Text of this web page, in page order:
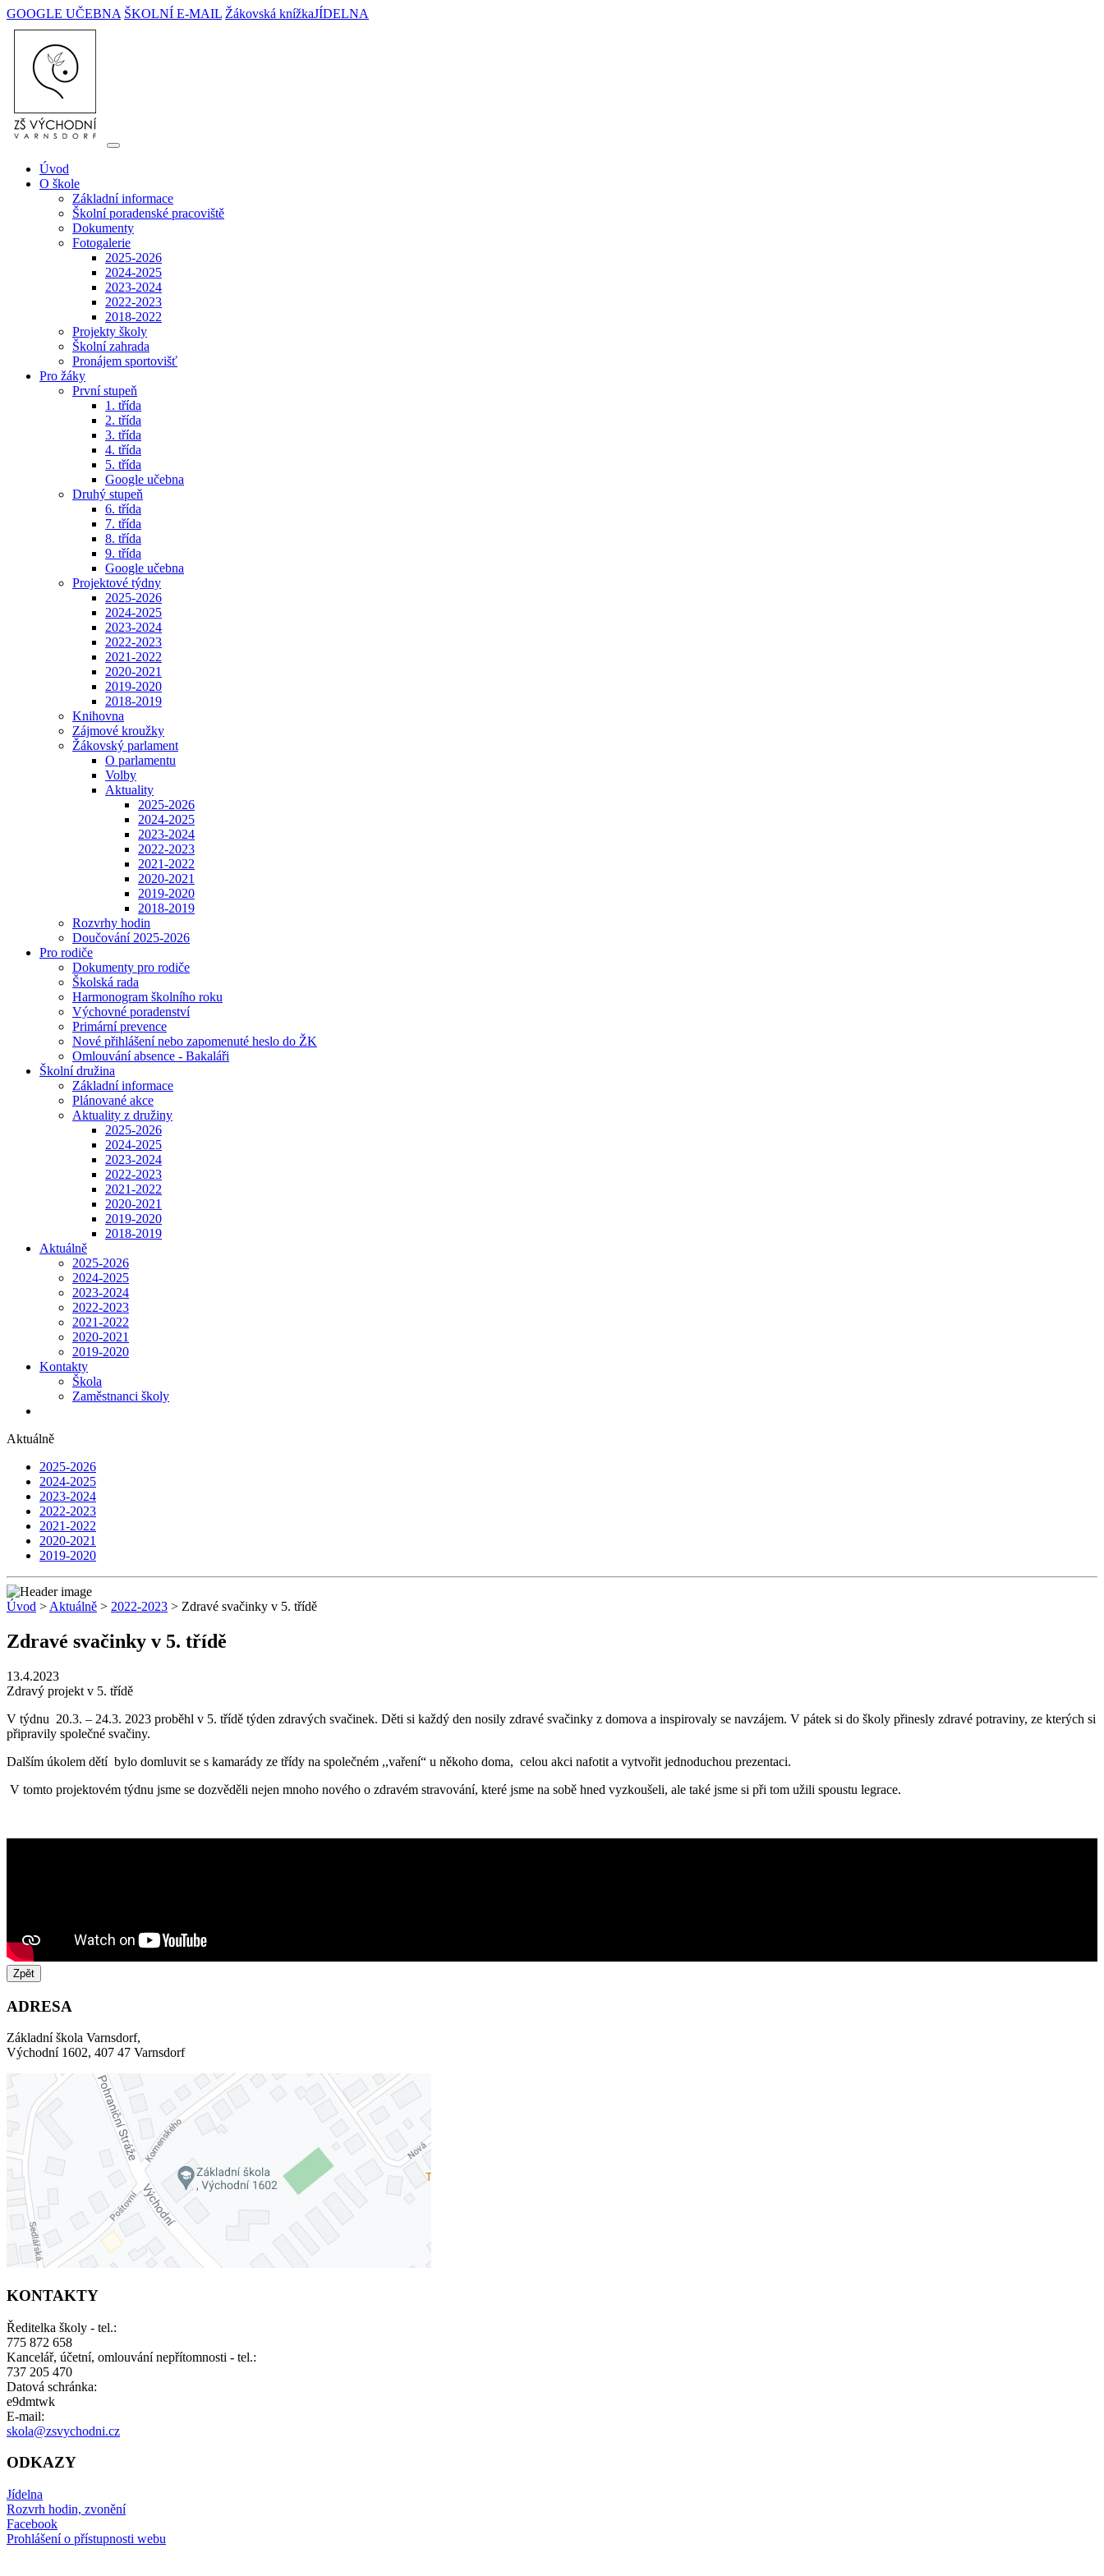
GOOGLE UČEBNA ŠKOLNÍ E-MAIL Žákovská knížkaJÍDELNA
Úvod
O škole
Základní informace
Školní poradenské pracoviště
Dokumenty
Fotogalerie
2025-2026
2024-2025
2023-2024
2022-2023
2018-2022
Projekty školy
Školní zahrada
Pronájem sportovišť
Pro žáky
První stupeň
1. třída
2. třída
3. třída
4. třída
5. třída
Google učebna
Druhý stupeň
6. třída
7. třída
8. třída
9. třída
Google učebna
Projektové týdny
2025-2026
2024-2025
2023-2024
2022-2023
2021-2022
2020-2021
2019-2020
2018-2019
Knihovna
Zájmové kroužky
Žákovský parlament
O parlamentu
Volby
Aktuality
2025-2026
2024-2025
2023-2024
2022-2023
2021-2022
2020-2021
2019-2020
2018-2019
Rozvrhy hodin
Doučování 2025-2026
Pro rodiče
Dokumenty pro rodiče
Školská rada
Harmonogram školního roku
Výchovné poradenství
Primární prevence
Nové přihlášení nebo zapomenuté heslo do ŽK
Omlouvání absence - Bakaláři
Školní družina
Základní informace
Plánované akce
Aktuality z družiny
2025-2026
2024-2025
2023-2024
2022-2023
2021-2022
2020-2021
2019-2020
2018-2019
Aktuálně
2025-2026
2024-2025
2023-2024
2022-2023
2021-2022
2020-2021
2019-2020
Kontakty
Škola
Zaměstnanci školy
Aktuálně
2025-2026
2024-2025
2023-2024
2022-2023
2021-2022
2020-2021
2019-2020
Úvod > Aktuálně > 2022-2023 > Zdravé svačinky v 5. třídě
Zdravé svačinky v 5. třídě
13.4.2023
Zdravý projekt v 5. třídě
V týdnu 20.3. – 24.3. 2023 proběhl v 5. třídě týden zdravých svačinek. Děti si každý den nosily zdravé svačinky z domova a inspirovaly se navzájem. V pátek si do školy přinesly zdravé potraviny, ze kterých si
připravily společné svačiny.
Dalším úkolem dětí bylo domluvit se s kamarády ze třídy na společném ,,vaření“ u někoho doma, celou akci nafotit a vytvořit jednoduchou prezentaci.
V tomto projektovém týdnu jsme se dozvěděli nejen mnoho nového o zdravém stravování, které jsme na sobě hned vyzkoušeli, ale také jsme si při tom užili spoustu legrace.
Zpět
ADRESA
Základní škola Varnsdorf,
Východní 1602, 407 47 Varnsdorf
KONTAKTY
Ředitelka školy - tel.:
775 872 658
Kancelář, účetní, omlouvání nepřítomnosti - tel.:
737 205 470
Datová schránka:
e9dmtwk
E-mail:
skola@zsvychodni.cz
ODKAZY
Jídelna
Rozvrh hodin, zvonění
Facebook
Prohlášení o přístupnosti webu